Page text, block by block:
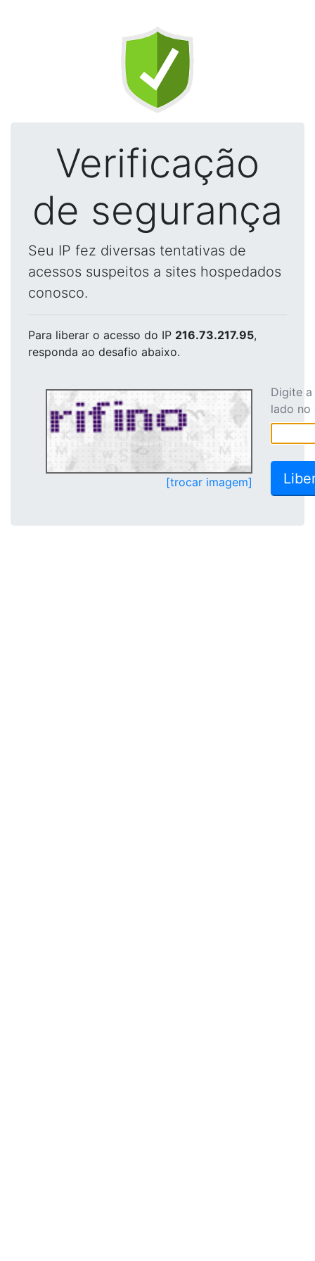
Verificação
de segurança
Seu IP fez diversas tentativas de
acessos suspeitos a sites hospedados
conosco.
Para liberar o acesso do IP 216.73.217.95,
responda ao desafio abaixo.
[trocar imagem]
Digite
lado no